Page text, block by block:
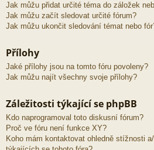
Jak můžu přidat určité téma do záložek
Jak můžu začít sledovat určité fórum?
Jak můžu ukončit sledování témat nebo
Přílohy
Jaké přílohy jsou na tomto fóru povoleny?
Jak můžu najít všechny svoje přílohy?
Záležitosti týkající se phpBB
Kdo naprogramoval toto diskusní fórum?
Proč ve fóru není funkce XY?
Koho mám kontaktovat ohledně stížnosti